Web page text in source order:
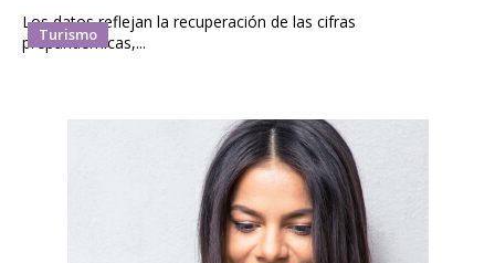
Turismo
Los datos reflejan la recuperación de las cifras
prepandémicas,...